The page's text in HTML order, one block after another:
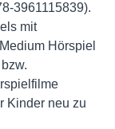
3961115839).
mit
Hörspiel
Kinder neu zu